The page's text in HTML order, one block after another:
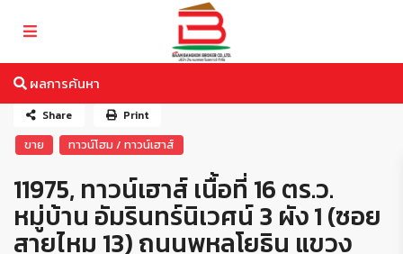
ผลการค้นหา
ขาย ทาวน์โฮม / ทาวน์เฮาส์
11975, ทาวน์เฮาส์ เนื้อที่ 16 ตร.ว.
หมู่บ้าน อัมรินทร์นิเวศน์ 3 ผัง 1 (ซอย
สายไหม 13) ถนนพหลโยธิน แขวง
Share Print